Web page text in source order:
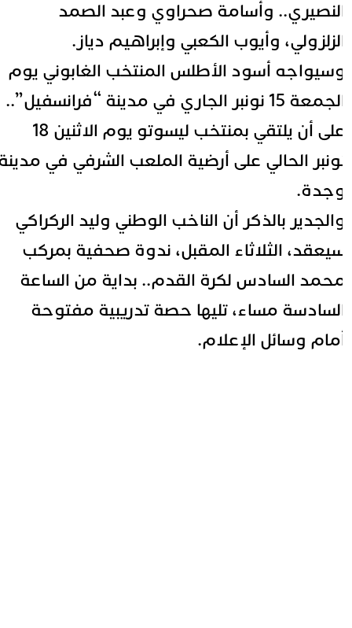
وأسامة صحراوي وعبد الصمد
وأيوب الكعبي وإبراهيم دياز.
أسود الأطلس المنتخب الغابوني يوم
الجمعة 15 نونبر الجاري في مدينة “فرانسفيل”..
على أن يلتقي بمنتخب ليسوتو يوم الاثنين 18
الحالي على أرضية الملعب الشرفي في مدينة
بالذكر أن الناخب الوطني وليد الركراكي
الثلاثاء المقبل، ندوة صحفية بمركب
السادس لكرة القدم.. بداية من الساعة
مساء، تليها حصة تدريبية مفتوحة
وسائل الإعلام.